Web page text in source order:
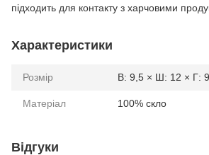
підходить для контакту з харчовими
Характеристики
Розмір В: 9,5 × Ш: 12 × Г:
Матеріал 100% скло
Відгуки